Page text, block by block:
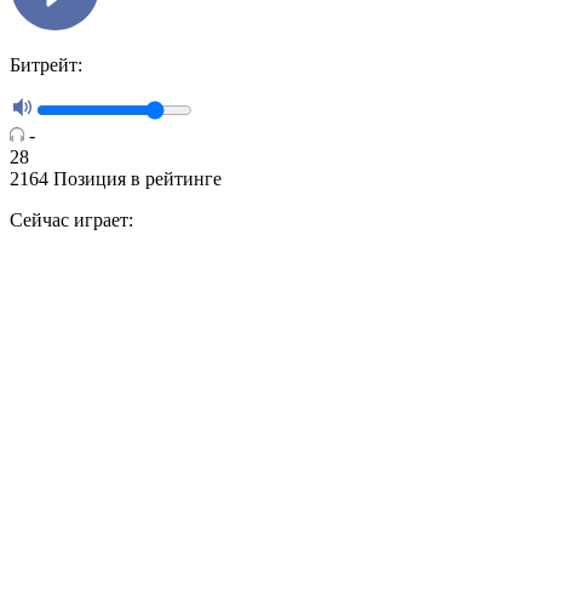
Битрейт:
-
28
2164 Позиция в рейтинге
Сейчас играет: